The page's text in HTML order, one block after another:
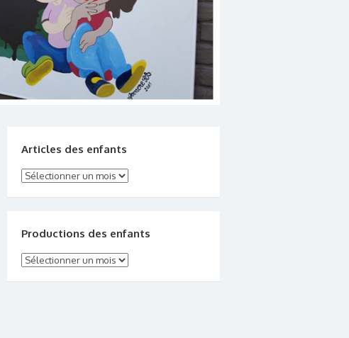
Articles des enfants
Articles des enfants
Productions des enfants
Productions des enfants